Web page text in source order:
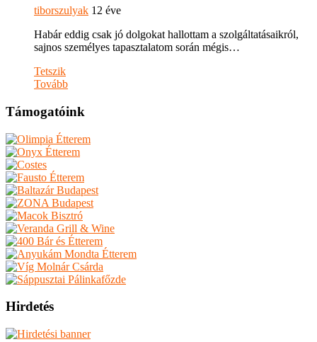
tiborszulyak 12 éve
Habár eddig csak jó dolgokat hallottam a szolgáltatásaikról,
sajnos személyes tapasztalatom során mégis…
Tetszik
Tovább
Támogatóink
Hirdetés